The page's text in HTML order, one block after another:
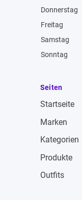
Donnerstag
Freitag
Samstag
Sonntag
Seiten
Startseite
Marken
Kategorien
Produkte
Outfits